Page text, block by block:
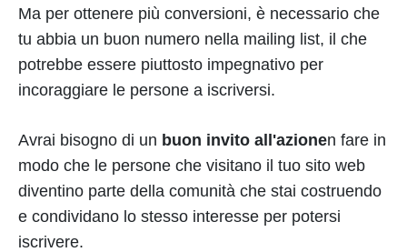
Ma per ottenere più conversioni, è necessario che
tu abbia un buon numero nella mailing list, il che
potrebbe essere piuttosto impegnativo per
incoraggiare le persone a iscriversi.
Avrai bisogno di un buon invito all'azionen fare in
modo che le persone che visitano il tuo sito web
diventino parte della comunità che stai costruendo
e condividano lo stesso interesse per potersi
iscrivere.